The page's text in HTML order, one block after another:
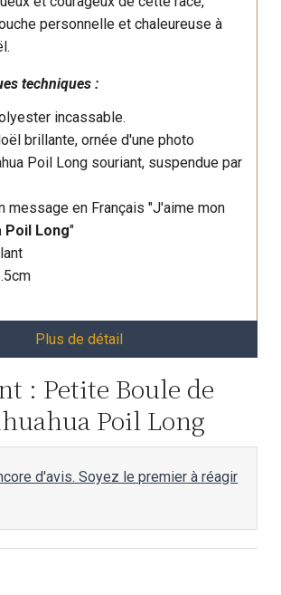
personnelle et chaleureuse à
techniques :
incassable.
brillante, ornée d'une photo
Poil Long souriant, suspendue par
message en Français "J'aime mon
Poil Long"
Plus de détail
: Petite Boule de
Poil Long
d'avis. Soyez le premier à réagir